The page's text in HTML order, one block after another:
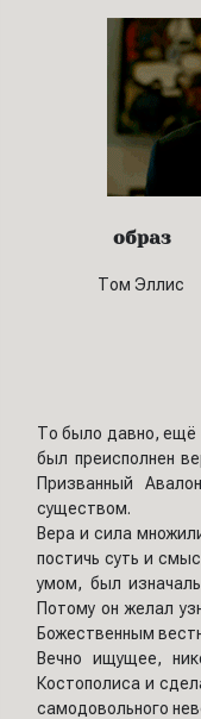
образ
Том Эллис
То было давно, ещё
был преисполнен
Призванный
существом.
Вера и сила
постичь суть и
умом, был
Потому он желал
Божественным
Вечно ищущее,
Костополиса и
самодовольного